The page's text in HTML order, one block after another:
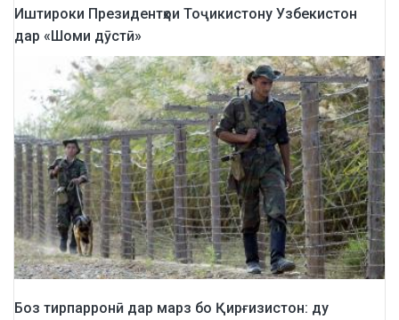
Иштироки Президентҳои Тоҷикистону Узбекистон
дар «Шоми дӯстӣ»
Боз тирпарронӣ дар марз бо Қирғизистон: ду